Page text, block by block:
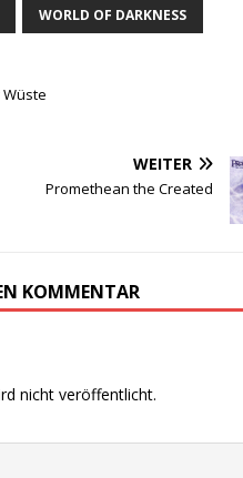
WORLD OF DARKNESS
WEITER
Promethean the Created
KOMMENTAR
nicht veröffentlicht.